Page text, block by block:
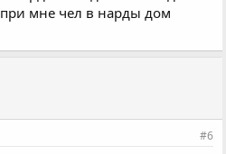
при мне чел в нарды дом
#6